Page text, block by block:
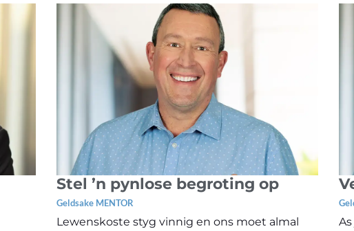
Stel ’n pynlose begroting op
Geldsake MENTOR
Lewenskoste styg vinnig en ons moet almal